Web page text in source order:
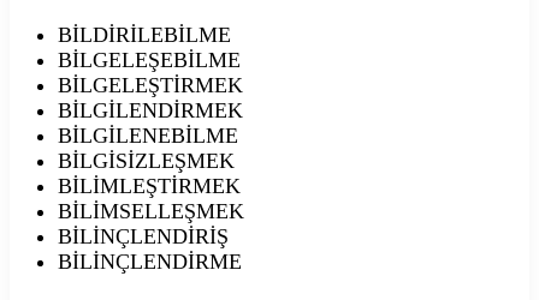
BİLDİRİLEBİLME
BİLGELEŞEBİLME
BİLGELEŞTİRMEK
BİLGİLENDİRMEK
BİLGİLENEBİLME
BİLGİSİZLEŞMEK
BİLİMLEŞTİRMEK
BİLİMSELLEŞMEK
BİLİNÇLENDİRİŞ
BİLİNÇLENDİRME